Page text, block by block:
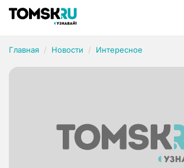
Главная Новости Интересное